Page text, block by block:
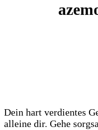
Dein hart verdientes
alleine dir. Gehe